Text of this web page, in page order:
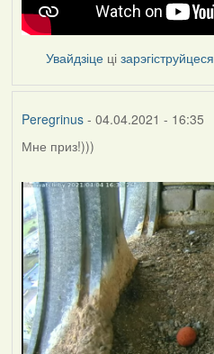
Увайдзіце цізарэгіструйцеся
Peregrinus- 04.04.2021 - 16:35
Мне приз!)))